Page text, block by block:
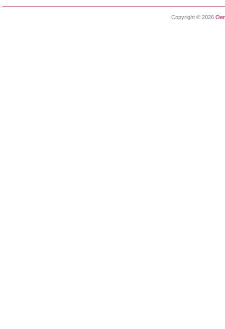
Copyright © 2026